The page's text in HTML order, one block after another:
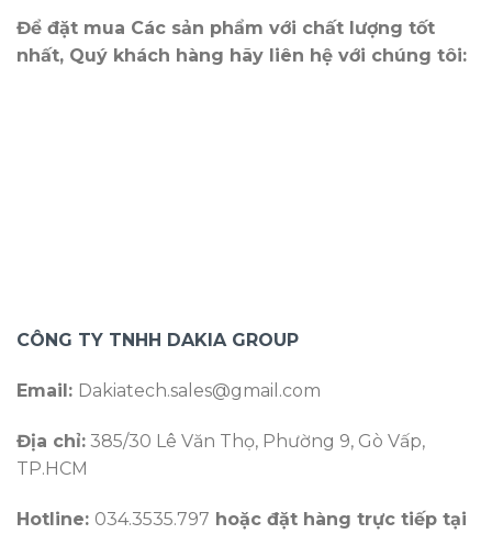
Để đặt mua Các sản phẩm với chất lượng tốt
nhất, Quý khách hàng hãy liên hệ với chúng tôi:
CÔNG TY TNHH DAKIA GROUP
Email: Dakiatech.sales@gmail.com
Địa chỉ: 385/30 Lê Văn Thọ, Phường 9, Gò Vấp,
TP.HCM
Hotline: 034.3535.797 hoặc đặt hàng trực tiếp tại